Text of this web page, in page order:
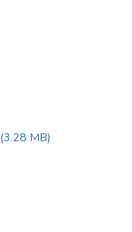
(3.28 MB)